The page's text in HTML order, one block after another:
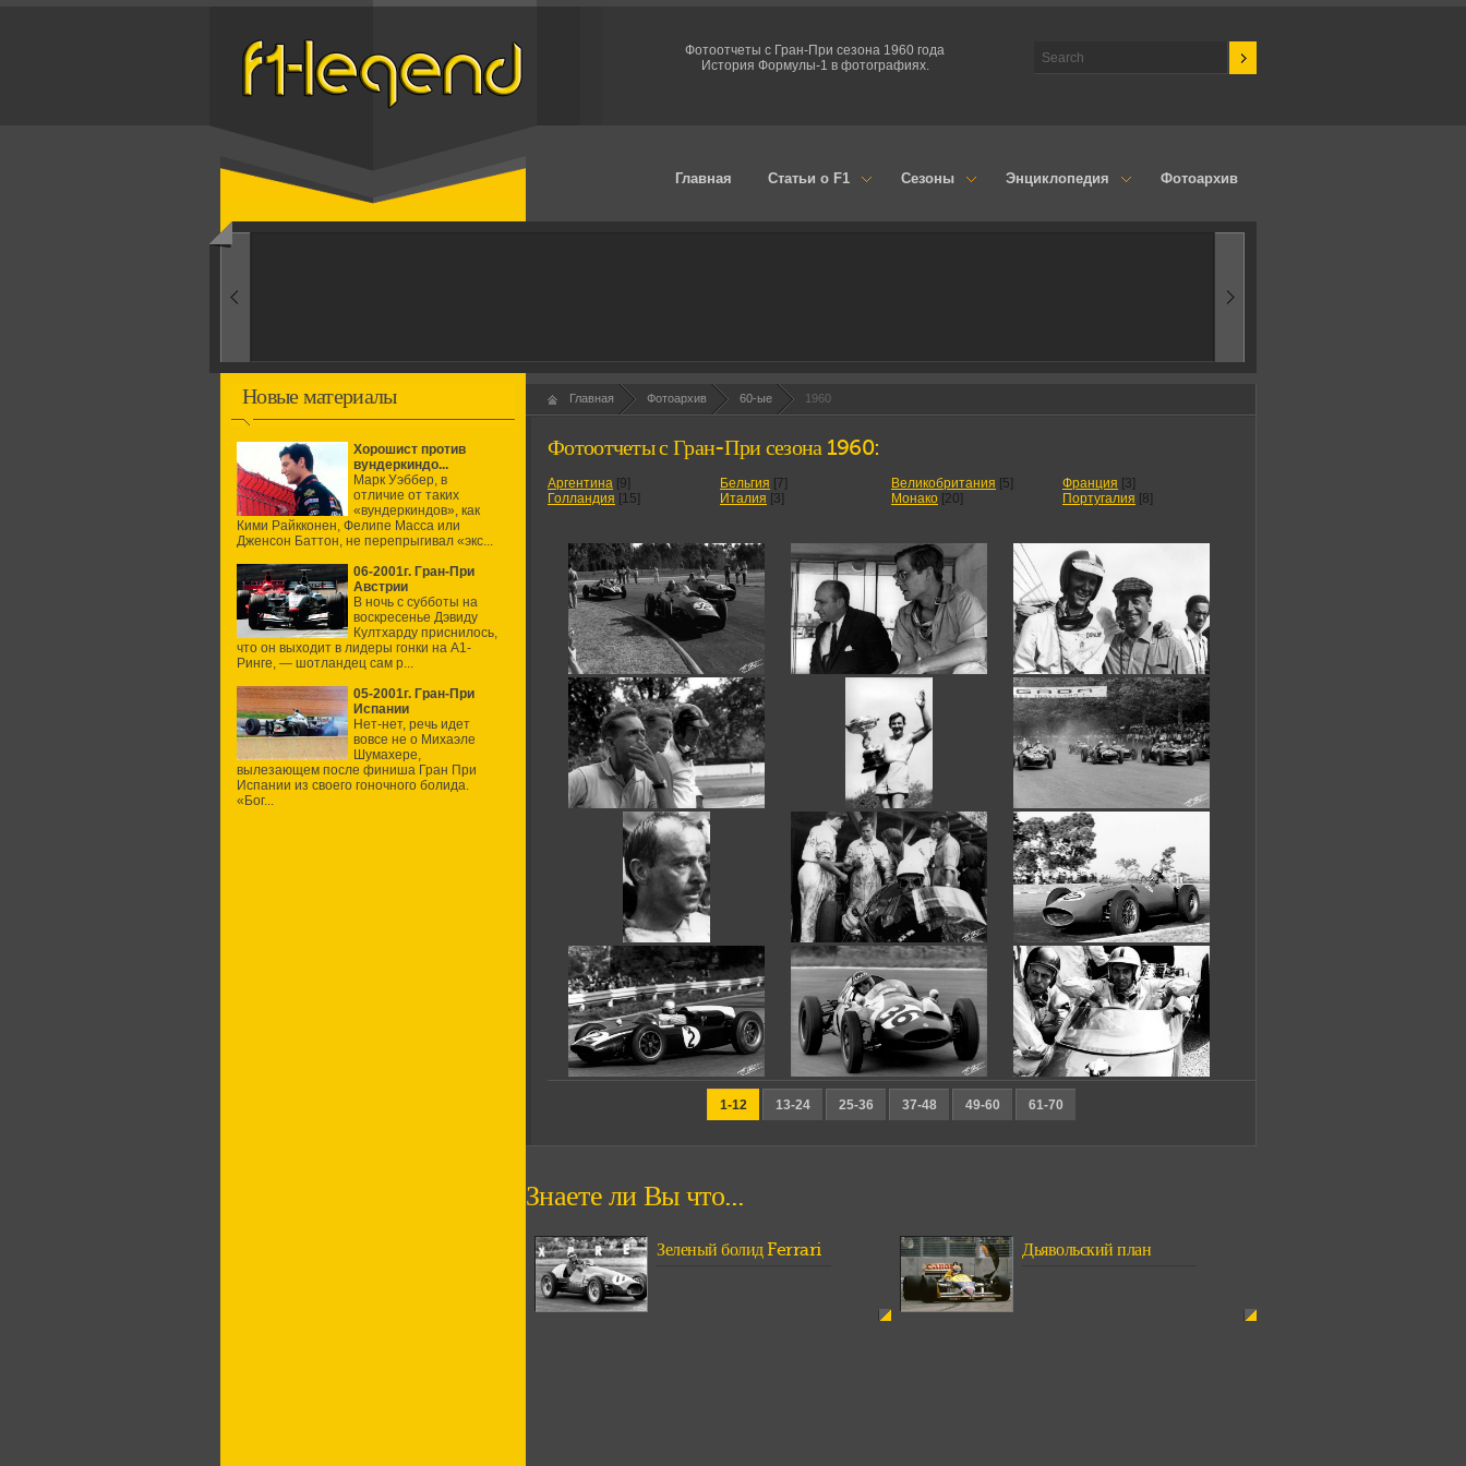
Фотоотчеты с Гран-При сезона 1960 года
История Формулы-1 в фотографиях.
Главная Статьи о F1 Сезоны Энциклопедия Фотоархив
1960-ые
Новые материалы
Хорошист против
вундеркиндо...
Марк Уэббер, в
отличие от таких
«вундеркиндов», как
Кими Райкконен, Фелипе Масса или
Дженсон Баттон, не перепрыгивал «экс...
06-2001г. Гран-При
Австрии
В ночь с субботы на
воскресенье Дэвиду
Култхарду приснилось,
что он выходит в лидеры гонки на А1-
Ринге, — шотландец сам р...
05-2001г. Гран-При
Испании
Нет-нет, речь идет
вовсе не о Михаэле
Шумахере,
вылезающем после финиша Гран При
Испании из своего гоночного болида.
«Бог...
Главная Фотоархив 60-ые 1960
Фотоотчеты с Гран-При сезона 1960:
Аргентина [9] Бельгия [7] Великобритания [5] Франция [3]
Голландия [15] Италия [3] Монако [20] Португалия [8]
1-12 13-24 25-36 37-48 49-60 61-70
Знаете ли Вы что...
Зеленый болид Ferrari Дьявольский план